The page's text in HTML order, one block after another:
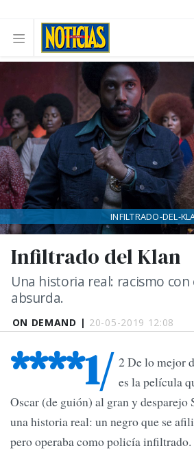
ON DEMAND | 20-05-2019 12:08
Infiltrado del Klan
Una historia real: racismo con
absurda.
INFILTRADO-DEL-
****1/ 2 De lo mejor
es la película
Oscar (de guión) al gran y desparejo
una historia real: un negro que se
pero operaba como policía infiltrado.